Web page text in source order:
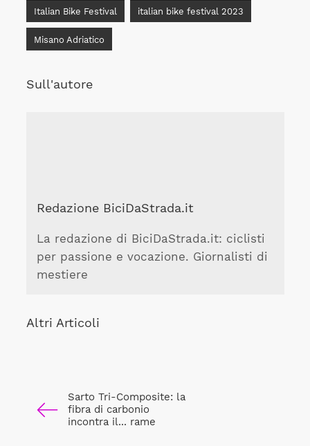
Italian Bike Festival italian bike festival 2023
Misano Adriatico
Sull'autore
Redazione BiciDaStrada.it
La redazione di BiciDaStrada.it: ciclisti
per passione e vocazione. Giornalisti di
mestiere
Altri Articoli
Sarto Tri-Composite: la
fibra di carbonio
incontra il... rame